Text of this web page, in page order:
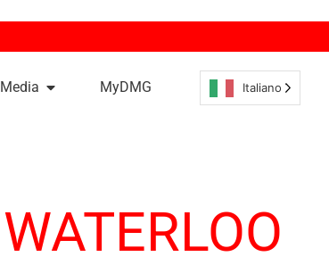
Media MyDMG Italiano
WATERLOO